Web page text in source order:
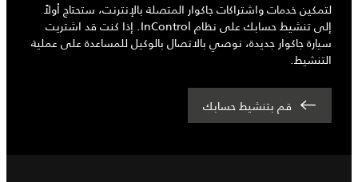
لتمكين خدمات واشتراكات جاكوار المتصلة بالإنترنت، ستحتاج أولاً
إلى تنشيط حسابك على نظام InControl. إذا كنت قد اشتريت
سيارة جاكوار جديدة، نوصي بالاتصال بالوكيل للمساعدة على عملية
التنشيط.
قم بتنشيط حسابك